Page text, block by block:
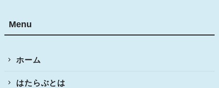
Menu
ホーム
はたらぶとは